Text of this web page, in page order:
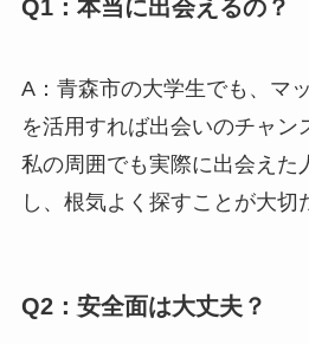
Q1：本当に出会えるの？
A：青森市の大学生でも、マ
を活用すれば出会いのチャン
私の周囲でも実際に出会えた
し、根気よく探すことが大切
Q2：安全面は大丈夫？